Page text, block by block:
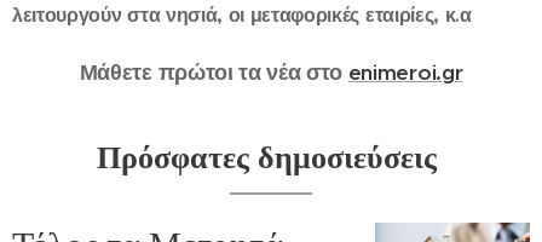
λειτουργούν στα νησιά, οι μεταφορικές εταιρίες, κ.α
Μάθετε πρώτοι τα νέα στο enimeroi.gr
Πρόσφατες δημοσιεύσεις